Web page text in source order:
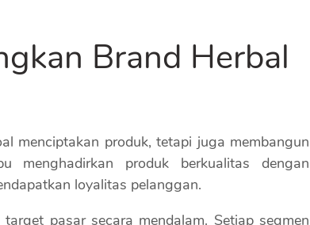
Brand Herbal
menciptakan produk, tetapi juga membangun
menghadirkan produk berkualitas dengan
loyalitas pelanggan.
pasar secara mendalam. Setiap segmen